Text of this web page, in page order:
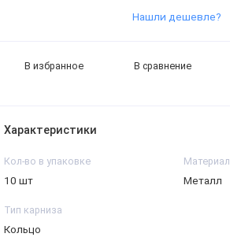
Нашли дешевле?
В избранное В сравнение
Характеристики
Кол-во в упаковке
10 шт
Материал
Металл
Тип карниза
Кольцо